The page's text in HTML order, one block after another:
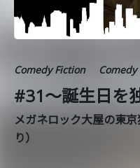
Comedy Fiction
#31〜誕生日を
メガネロック大屋の東
り）